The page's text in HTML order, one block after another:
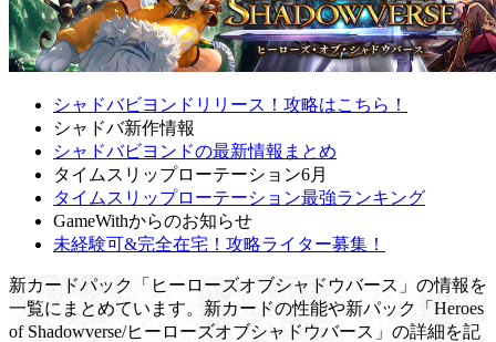
シャドバビヨンドリリース！攻略はこちら！
シャドバ新作情報
シャドバビヨンドの最新情報まとめ
タイムスリップローテーション6月
タイムスリップローテーション最強ランキング
GameWithからのお知らせ
未経験可&完全在宅！攻略ライター募集！
新カードパック「ヒーローズオブシャドウバース」の情報を
一覧にまとめています。新カードの性能や新パック「Heroes
of Shadowverse/ヒーローズオブシャドウバース」の詳細を記